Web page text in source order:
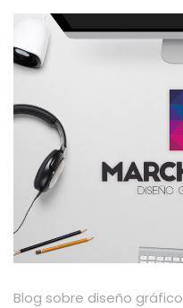
Blog sobre diseño